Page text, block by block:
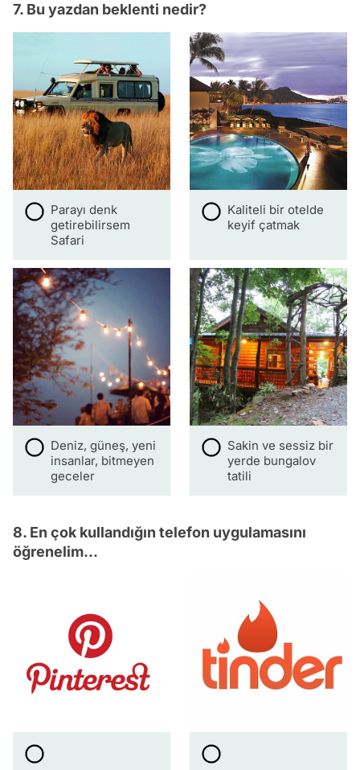
7. Bu yazdan beklenti nedir?
Parayı denk
getirebilirsem
Safari
Kaliteli bir otelde
keyif çatmak
Deniz, güneş, yeni
insanlar, bitmeyen
geceler
Sakin ve sessiz bir
yerde bungalov
tatili
8. En çok kullandığın telefon uygulamasını
öğrenelim...